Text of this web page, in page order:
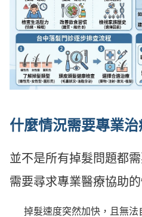
什麼情況需要專業治
並不是所有掉髮問題都
需要尋求專業醫療協助的
掉髮速度突然加快，且無法